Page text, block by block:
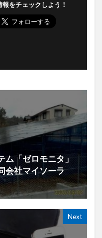
報をチェックしよう！
「ゼロモニタ」
会社マイソーラ
Next